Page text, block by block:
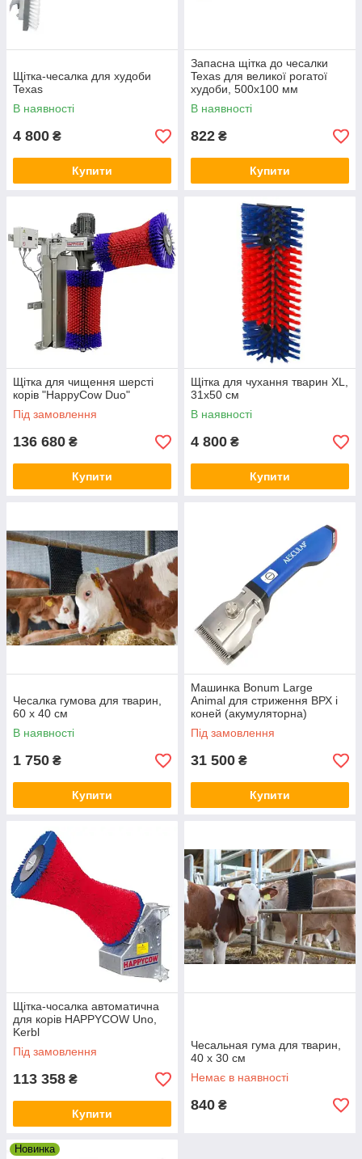
Щітка-чесалка для худоби
Texas
В наявності
4 800 ₴
Купити
Запасна щітка до чесалки
Texas для великої рогатої
худоби, 500х100 мм
В наявності
822 ₴
Купити
Щітка для чищення шерсті
корів "HappyCow Duo"
Під замовлення
136 680 ₴
Купити
Щітка для чухання тварин XL,
31х50 см
В наявності
4 800 ₴
Купити
Чесалка гумова для тварин,
60 х 40 см
В наявності
1 750 ₴
Купити
Машинка Bonum Large
Animal для стриження ВРХ і
коней (акумуляторна)
Під замовлення
31 500 ₴
Купити
Щітка-чосалка автоматична
для корів HAPPYCOW Uno,
Kerbl
Під замовлення
113 358 ₴
Купити
Чесальная гума для тварин,
40 х 30 см
Немає в наявності
840 ₴
Новинка